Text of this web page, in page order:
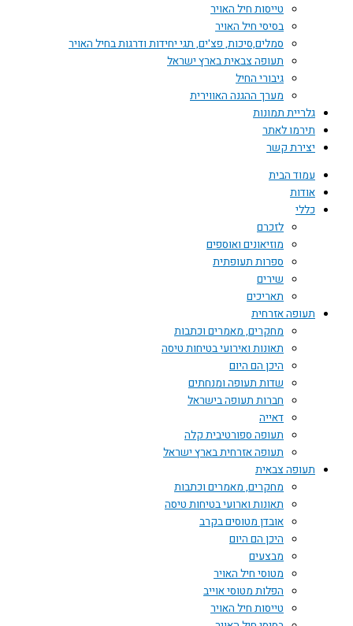
טייסות חיל האויר
בסיסי חיל האויר
סמלים,סיכות, פצ'ים, תגי יחידות ודרגות בחיל האויר
תעופה צבאית בארץ ישראל
גיבורי החיל
מערך ההגנה האווירית
גלריית תמונות
תירמו לאתר
יצירת קשר
עמוד הבית
אודות
כללי
לזכרם
מוזיאונים ואוספים
ספרות תעופתית
שירים
תאריכים
תעופה אזרחית
מחקרים, מאמרים וכתבות
תאונות ואירועי בטיחות טיסה
היכן הם היום
שדות תעופה ומנחתים
חברות תעופה בישראל
דאייה
תעופה ספורטיבית קלה
תעופה אזרחית בארץ ישראל
תעופה צבאית
מחקרים, מאמרים וכתבות
תאונות וארועי בטיחות טיסה
אובדן מטוסים בקרב
היכן הם היום
מבצעים
מטוסי חיל האויר
הפלות מטוסי אוייב
טייסות חיל האויר